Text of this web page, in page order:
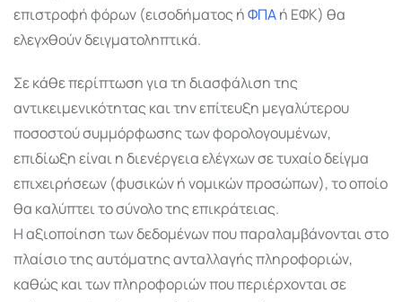
επιστροφή φόρων (εισοδήματος ήΦΠΑή ΕΦΚ) θα
ελεγχθούν δειγματοληπτικά.
Σε κάθε περίπτωση για τη διασφάλιση της
αντικειμενικότητας και την επίτευξη μεγαλύτερου
ποσοστού συμμόρφωσης των φορολογουμένων,
επιδίωξη είναι η διενέργεια ελέγχων σε τυχαίο δείγμα
επιχειρήσεων (φυσικών ή νομικών προσώπων), το οποίο
θα καλύπτει το σύνολο της επικράτειας.
Η αξιοποίηση των δεδομένων που παραλαμβάνονται στο
πλαίσιο της αυτόματης ανταλλαγής πληροφοριών,
καθώς και των πληροφοριών που περιέρχονται σε